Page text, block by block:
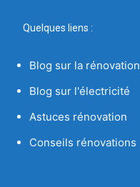
Quelques liens :
Blog sur la rénovation
Blog sur l'électricité
Astuces rénovation
Conseils rénovations